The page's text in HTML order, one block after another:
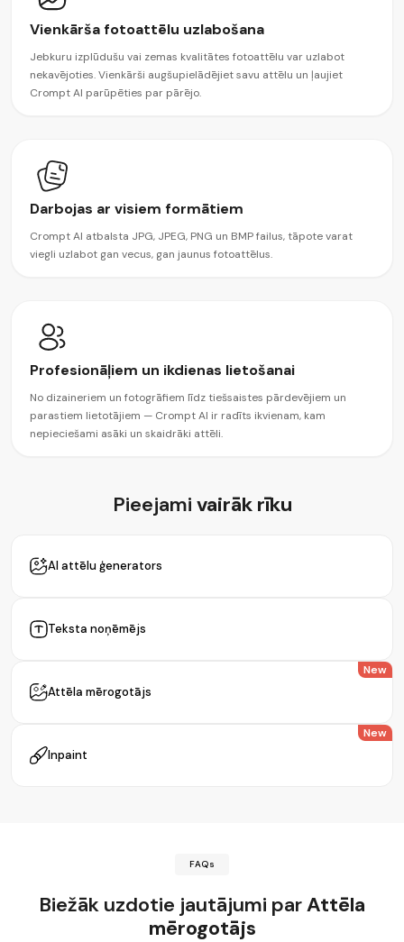
Vienkārša fotoattēlu uzlabošana
Jebkuru izplūdušu vai zemas kvalitātes fotoattēlu var uzlabot
nekavējoties. Vienkārši augšupielādējiet savu attēlu un ļaujiet
Crompt AI parūpēties par pārējo.
Darbojas ar visiem formātiem
Crompt AI atbalsta JPG, JPEG, PNG un BMP failus, tāpote varat
viegli uzlabot gan vecus, gan jaunus fotoattēlus.
Profesionāļiem un ikdienas lietošanai
No dizaineriem un fotogrāfiem līdz tiešsaistes pārdevējiem un
parastiem lietotājiem — Crompt AI ir radīts ikvienam, kam
nepieciešami asāki un skaidrāki attēli.
Pieejami vairāk rīku
AI attēlu ģenerators
Teksta noņēmējs
Attēla mērogotājs
New
Inpaint
New
FAQs
Biežāk uzdotie jautājumi parAttēla
mērogotājs